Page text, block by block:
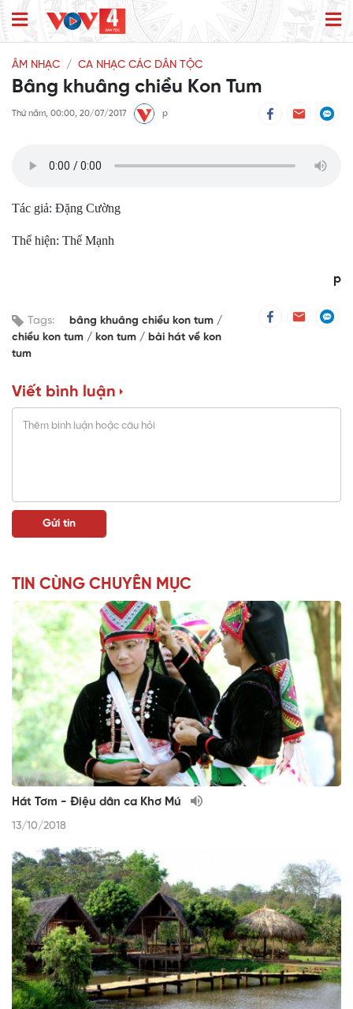
ÂM NHẠC CA NHẠC CÁC DÂN TỘC
Bâng khuâng chiều Kon Tum
Thứ năm, 00:00, 20/07/2017 p
Tác giả: Đặng Cường
Thể hiện: Thế Mạnh
p
Tags:
bâng khuâng chiều kon tum
chiều kon tum
kon tum
bài hát về kon
tum
Viết bình luận
TIN CÙNG CHUYÊN MỤC
Hát Tơm - Điệu dân ca Khơ Mú
13/10/2018